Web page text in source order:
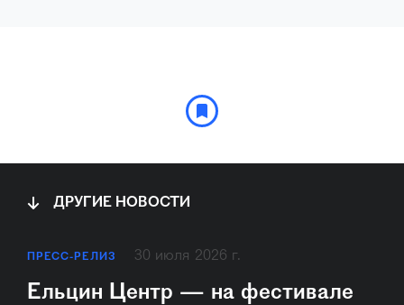
находится в поисках себя, своего
дела, смысла жизни, тем, кто хочет
путешествия с нового ракурса.
ДРУГИЕ НОВОСТИ
ПРЕСС-РЕЛИЗ 30 июля 2026 г.
Ельцин Центр — на фестивале